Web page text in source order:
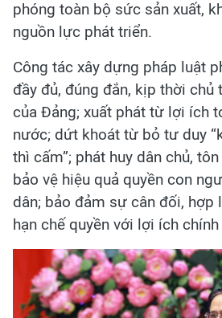
phóng toàn bộ sức sản xuất,
nguồn lực phát triển.
Công tác xây dựng pháp luật
đầy đủ, đúng đắn, kịp thời
của Đảng; xuất phát từ lợi ích
nước; dứt khoát từ bỏ tư duy
thì cấm”; phát huy dân chủ,
bảo vệ hiệu quả quyền con
dân; bảo đảm sự cân đối,
hạn chế quyền với lợi ích